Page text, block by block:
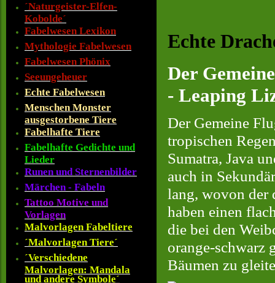
´Naturgeister-Elfen-
Kobolde´
Fabelwesen Lexikon
Mythologie Fabelwesen
Fabelwesen Phönix
Seeungeheuer
Echte Fabelwesen
Menschen Monster
ausgestorbene Tiere
Fabelhafte Tiere
Fabelhafte Gedichte und
Lieder
Runen und Sternenbilder
Märchen - Fabeln
Tattoo Motive und
Vorlagen
Malvorlagen Fabeltiere
´Malvorlagen Tiere´
´Verschiedene
Malvorlagen: Mandala
und andere Symbole´
Echte
Der
- Leaping
Der Gemeine
tropischen
Sumatra, Java
auch in
lang, wovon der
haben einen
die bei den
orange-schwarz
Bäumen zu